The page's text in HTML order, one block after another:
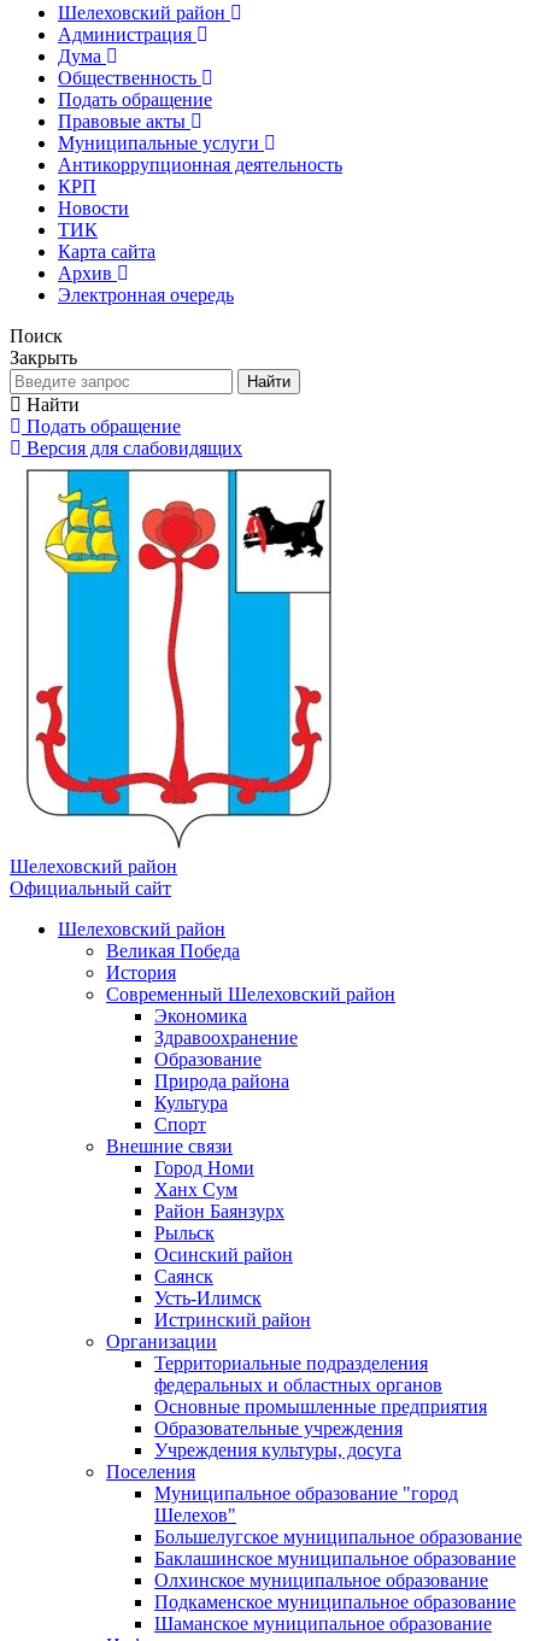
Шелеховский район
Администрация
Дума
Общественность
Подать обращение
Правовые акты
Муниципальные услуги
Антикоррупционная деятельность
КРП
Новости
ТИК
Карта сайта
Архив
Электронная очередь
Поиск
Закрыть
Найти
Найти
Подать обращение
Версия для слабовидящих
Шелеховский район
Официальный сайт
Шелеховский район
Великая Победа
История
Современный Шелеховский район
Экономика
Здравоохранение
Образование
Природа района
Культура
Спорт
Внешние связи
Город Номи
Ханх Сум
Район Баянзурх
Рыльск
Осинский район
Саянск
Усть-Илимск
Истринский район
Организации
Территориальные подразделения
федеральных и областных органов
Основные промышленные предприятия
Образовательные учреждения
Учреждения культуры, досуга
Поселения
Муниципальное образование "город
Шелехов"
Большелугское муниципальное образование
Баклашинское муниципальное образование
Олхинское муниципальное образование
Подкаменское муниципальное образование
Шаманское муниципальное образование